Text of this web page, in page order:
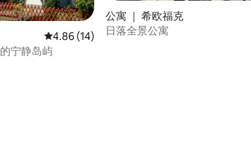
条评价
平均评分 4.86 分（满分 5 分），共 14 条评价
4.86 (14)
宁静岛屿
公寓 ｜ 希欧福克
日落全景公寓